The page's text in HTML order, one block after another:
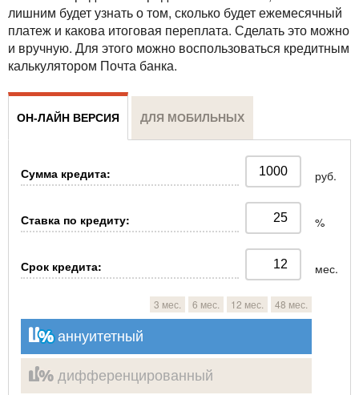
лишним будет узнать о том, сколько будет ежемесячный
платеж и какова итоговая переплата. Сделать это можно
и вручную. Для этого можно воспользоваться кредитным
калькулятором Почта банка.
ОН-ЛАЙН ВЕРСИЯ
Сумма кредита: руб.
Ставка по кредиту: %
Срок кредита: мес.
3 мес. 6 мес. 12 мес. 48 мес.
аннуитетный
дифференцированный
ДЛЯ МОБИЛЬНЫХ